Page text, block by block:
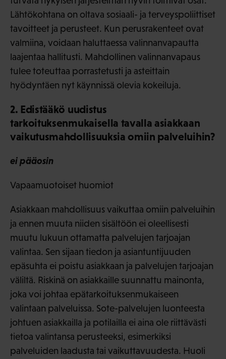
Lähtökohtana on oltava sosiaali- ja terveyspoliittiset
tavoitteet ja perusteet. Kun perusrakenteet ovat
valmiina, voidaan haluttaessa valinnanvapautta
laajentaa hallitusti. Mahdollinen valinnanvapaus
tulee toteuttaa porrastetusti ja asteittain
hyödyntäen nyt käynnissä olevia kokeiluja.
2. Edistääkö uudistus
tarkoituksenmukaisella tavalla asiakkaan
vaikutusmahdollisuuksia omiin palveluihin?
ei pääosin
Vapaamuotoiset huomiot
Asiakkaan mahdollisuus vaikuttaa omiin palveluihin
ja ennen muuta niiden sisältöön ei oleellisesti
muutu lukuun ottamatta palvelujen tarjoajan
valintaa. Sen sijaan tiedon ja asiantuntijuuden
epäsuhta ei poistu asiakkaan ja palvelujen tarjoajan
väliltä. Riskinä on asiakkaille suunnattu mainonta,
joka voi johtaa epätarkoituksenmukaiseen
valintaan palveluissa. Sote-palvelujen luonteesta
johtuen asiakkailla ja potilailla ei aina ole riittävästi
tietoa valintansa perusteeksi, esimerkiksi
palveluiden laadusta tai vaikuttavuudesta. Huoli